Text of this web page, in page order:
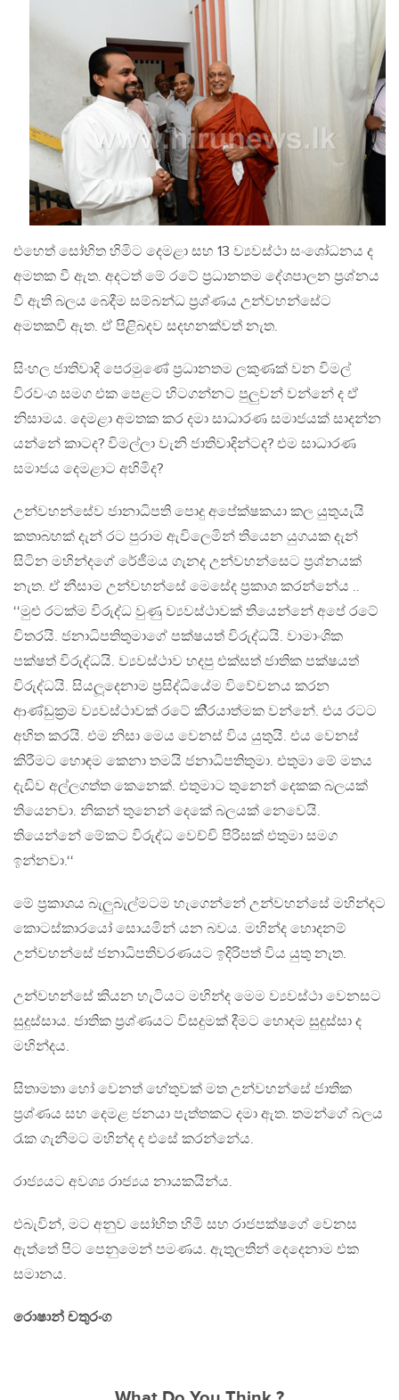
එහෙත් සෝභිත හිමිට දෙමළා සහ 13 ව්‍යවස්ථා සංශෝධනය ද
අමතක වී ඇත. අදටත් මේ රටේ ප‍්‍රධානතම දේශපාලන ප‍්‍රශ්නය
වී ඇති බලය බෙදීම සම්බන්ධ ප‍්‍රශ්ණය උන්වහන්සේට
අමතකවී ඇත. ඒ පිළිබදව සදහනක්වත් නැත.
සිංහල ජාතිවාදි පෙරමුණේ ප‍්‍රධානතම ලකුණක් වන විමල්
විරවංශ සමග එක පෙළට හිටගන්නට පුලුවන් වන්නේ ද ඒ
නිසාමය. දෙමළා අමතක කර දමා සාධාරණ සමාජයක් සාදන්න
යන්නේ කාටද? විමල්ලා වැනි ජාතිවාදින්ටද? එම සාධාරණ
සමාජය දෙමළාට අහිමිද?
උන්වහන්සේව ජානාධිපති පොදු අපේක්ෂකයා කල යුතුයැයි
කතාබහක් දැන් රට පුරාම ඇවිලෙමින් තියෙන යුගයක දැන්
සිටින මහින්දගේ රේජීමය ගැනද උන්වහන්සෙට ප‍්‍රශ්නයක්
නැත. ඒ නීසාම උන්වහන්සේ මෙසේද ප‍්‍රකාශ කරන්නේය ..
‘‘මුළු රටක්ම විරුද්ධ වුණු ව්‍යවස්ථාවක් තියෙන්නේ අපේ රටේ
විතරයි. ජනාධිපතිතුමාගේ පක්ෂයත් විරුද්ධයි. වාමාංශික
පක්ෂත් විරුද්ධයි. ව්‍යවස්ථාව හදපු එක්සත් ජාතික පක්ෂයත්
විරුද්ධයි. සියලූදෙනාම ප‍්‍රසිද්ධියේම විවේචනය කරන
ආණ්ඩුක‍්‍රම ව්‍යවස්ථාවක් රටේ කි‍්‍රයාත්මක වන්නේ. එය රටට
අහිත කරයි. එම නිසා මෙය වෙනස් විය යුතුයි. එය වෙනස්
කිරීමට හොඳම කෙනා තමයි ජනාධිපතිතුමා. එතුමා මේ මතය
දැඩිව අල්ලගත්ත කෙනෙක්. එතුමාට තුනෙන් දෙකක බලයක්
තියෙනවා. නිකන් තුනෙන් දෙකේ බලයක් නෙවෙයි.
තියෙන්නේ මේකට විරුද්ධ වෙච්චි පිරිසක් එතුමා සමග
ඉන්නවා.‘‘
මේ ප‍්‍රකාශය බැලුබැල්මටම හැගෙන්නේ උන්වහන්සේ මහින්දට
කොටස්කාරයෝ සොයමින් යන බවය. මහින්ද හොදනම්
උන්වහන්සේ ජනාධිපතිවරණයට ඉදිරිපත් විය යුතු නැත.
උන්වහන්සේ කියන හැටියට මහින්ද මෙම ව්‍යවස්ථා වෙනසට
සුදුස්සාය. ජාතික ප‍්‍රශ්ණයට විසදුමක් දීමට හොදම සුදුස්සා ද
මහින්දය.
සිතාමතා හෝ වෙනත් හේතුවක් මත උන්වහන්සේ ජාතික
ප‍්‍රශ්ණය සහ දෙමළ ජනයා පැත්තකට දමා ඇත. තමන්ගේ බලය
රැක ගැනීමට මහින්ද ද එසේ කරන්නේය.
රාජ්‍යයට අවශ්‍ය රාජ්‍යය නායකයින්ය.
එබැවින්, මට අනුව සෝභිත හිමි සහ රාජපක්ෂගේ වෙනස
ඇත්තේ පිට පෙනුමෙන් පමණය. ඇතුලතින් දෙදෙනාම එක
සමානය.
රොෂාන් චතුරංග